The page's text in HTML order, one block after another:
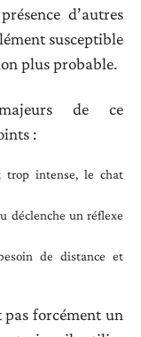
d’autres
susceptible
plus probable.
de ce
:
intense, le chat
déclenche un réflexe
de distance et
pas forcément un